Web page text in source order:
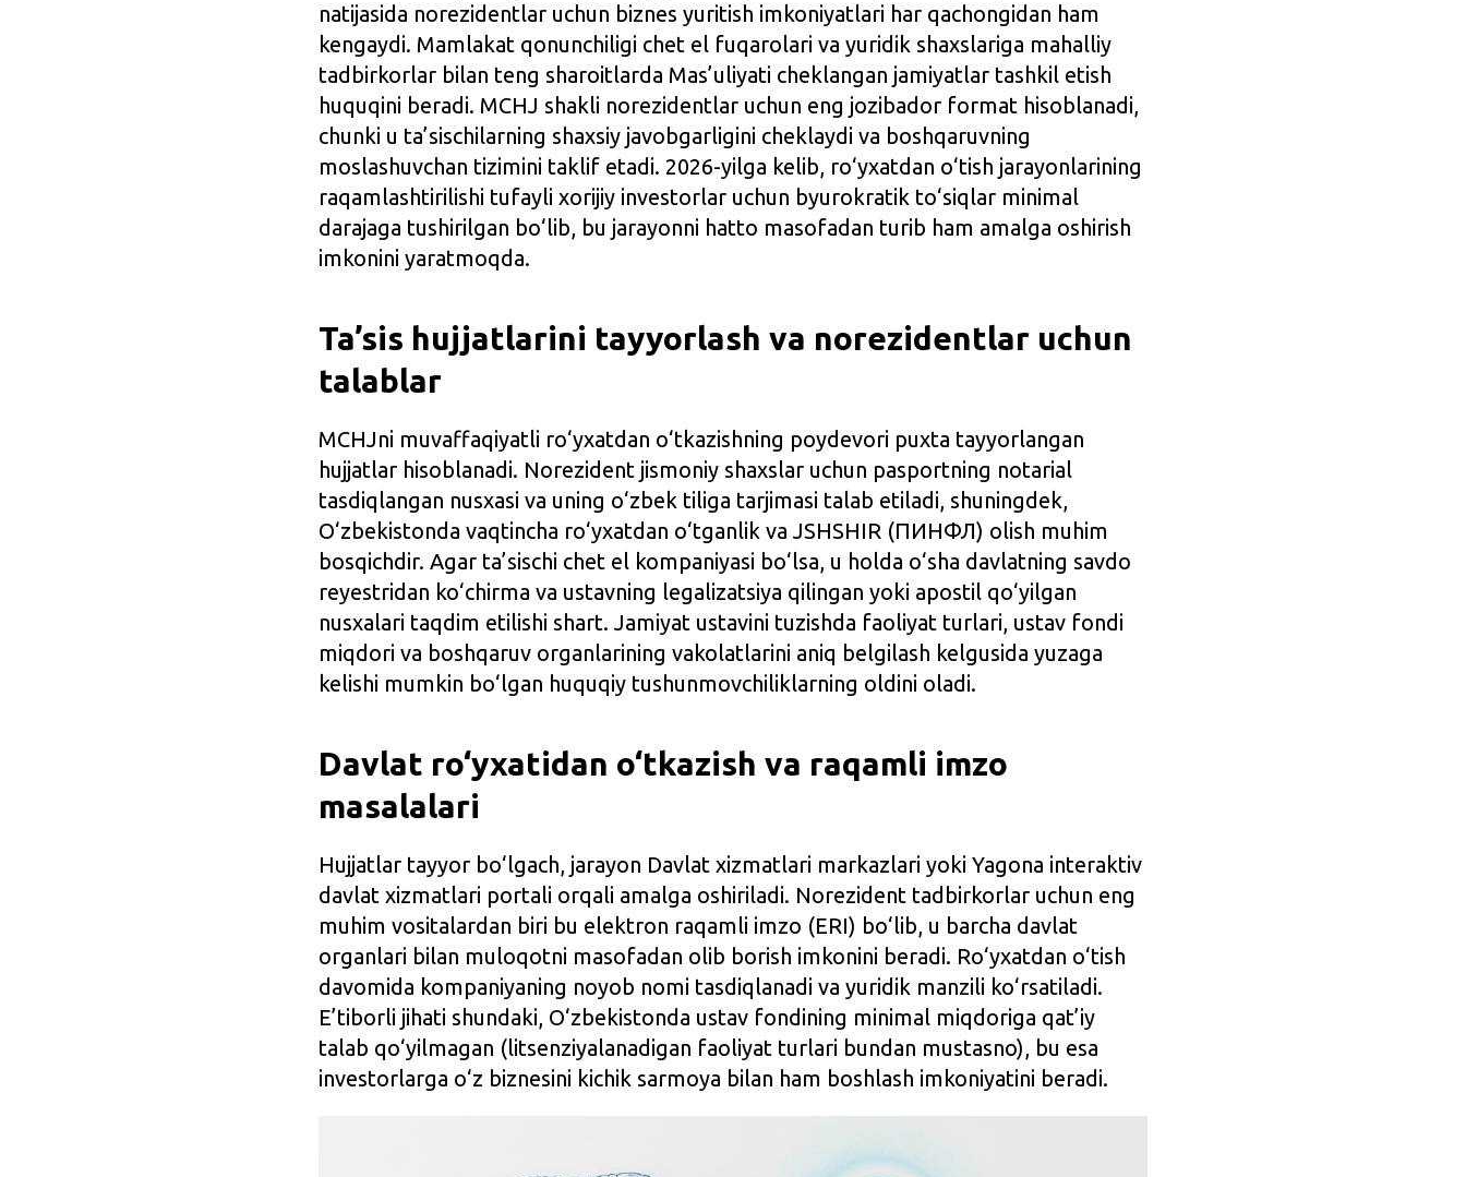
natijasida norezidentlar uchun biznes yuritish imkoniyatlari har qachongidan ham
kengaydi. Mamlakat qonunchiligi chet el fuqarolari va yuridik shaxslariga mahalliy
tadbirkorlar bilan teng sharoitlarda Mas’uliyati cheklangan jamiyatlar tashkil etish
huquqini beradi. MCHJ shakli norezidentlar uchun eng jozibador format hisoblanadi,
chunki u ta’sischilarning shaxsiy javobgarligini cheklaydi va boshqaruvning
moslashuvchan tizimini taklif etadi. 2026-yilga kelib, ro‘yxatdan o‘tish jarayonlarining
raqamlashtirilishi tufayli xorijiy investorlar uchun byurokratik to‘siqlar minimal
darajaga tushirilgan bo‘lib, bu jarayonni hatto masofadan turib ham amalga oshirish
imkonini yaratmoqda.
Ta’sis hujjatlarini tayyorlash va norezidentlar uchun
talablar
MCHJni muvaffaqiyatli ro‘yxatdan o‘tkazishning poydevori puxta tayyorlangan
hujjatlar hisoblanadi. Norezident jismoniy shaxslar uchun pasportning notarial
tasdiqlangan nusxasi va uning o‘zbek tiliga tarjimasi talab etiladi, shuningdek,
O‘zbekistonda vaqtincha ro‘yxatdan o‘tganlik va JSHSHIR (ПИНФЛ) olish muhim
bosqichdir. Agar ta’sischi chet el kompaniyasi bo‘lsa, u holda o‘sha davlatning savdo
reyestridan ko‘chirma va ustavning legalizatsiya qilingan yoki apostil qo‘yilgan
nusxalari taqdim etilishi shart. Jamiyat ustavini tuzishda faoliyat turlari, ustav fondi
miqdori va boshqaruv organlarining vakolatlarini aniq belgilash kelgusida yuzaga
kelishi mumkin bo‘lgan huquqiy tushunmovchiliklarning oldini oladi.
Davlat ro‘yxatidan o‘tkazish va raqamli imzo
masalalari
Hujjatlar tayyor bo‘lgach, jarayon Davlat xizmatlari markazlari yoki Yagona interaktiv
davlat xizmatlari portali orqali amalga oshiriladi. Norezident tadbirkorlar uchun eng
muhim vositalardan biri bu elektron raqamli imzo (ERI) bo‘lib, u barcha davlat
organlari bilan muloqotni masofadan olib borish imkonini beradi. Ro‘yxatdan o‘tish
davomida kompaniyaning noyob nomi tasdiqlanadi va yuridik manzili ko‘rsatiladi.
E’tiborli jihati shundaki, O‘zbekistonda ustav fondining minimal miqdoriga qat’iy
talab qo‘yilmagan (litsenziyalanadigan faoliyat turlari bundan mustasno), bu esa
investorlarga o‘z biznesini kichik sarmoya bilan ham boshlash imkoniyatini beradi.